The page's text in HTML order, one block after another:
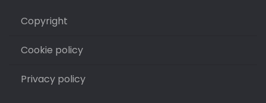
Copyright
Cookie policy
Privacy policy